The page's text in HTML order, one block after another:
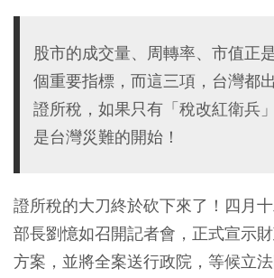
股市的成交量、周轉率、市值正
個重要指標，而這三項，台灣都
證所稅，如果只有「稅改紅衛兵
是台灣災難的開始！
證所稅的大刀終於砍下來了！四月
部長劉憶如召開記者會，正式宣示
方案，並將全案送行政院，等候立